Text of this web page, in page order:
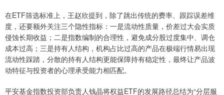
在ETF筛选标准上，王赵欣提到，除了跳出传统的费率、跟踪误差维
度，还要额外关注三个隐性指标：一是流动性质量，价差过大会实质
侵蚀长期收益；二是指数编制的合理性，避免成分股过度集中、调仓
成本过高；三是持有人结构，机构占比过高的产品在极端行情易出现
流动性踩踏，分散的持有人结构更能保障持有稳定性，最终让产品波
动特征与投资者的心理承受能力相匹配。
平安基金指数投资部负责人钱晶将权益ETF的发展路径总结为“分层服